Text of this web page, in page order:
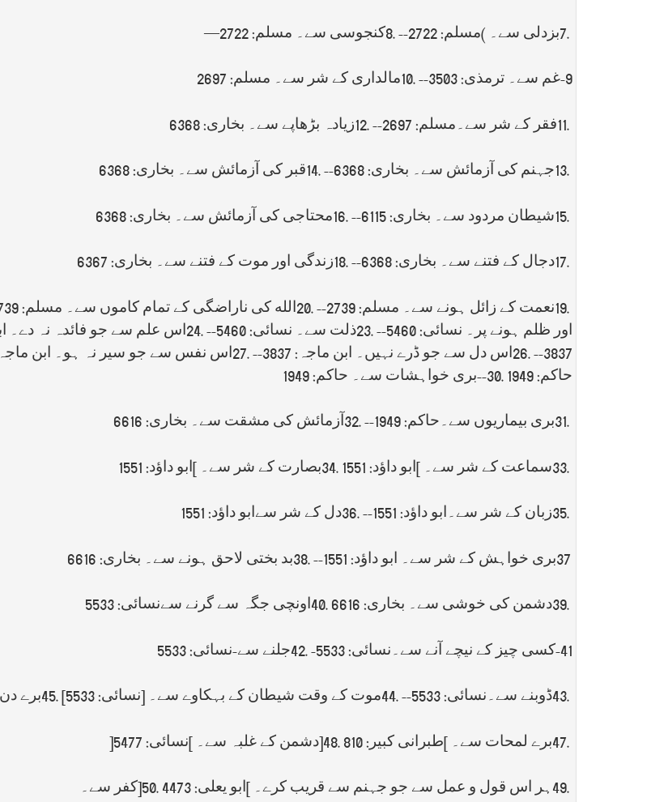
7.بزدلی سے۔ (مسلم: 2722-- 8.کنجوسی سے۔ مسلم: 2722—
9-غم سے۔ ترمذی: 3503-- 10.مالداری کے شر سے۔ مسلم: 2697
11.فقر کے شر سے۔مسلم: 2697-- 12.زیادہ بڑھاپے سے۔ بخاری: 6368
13.جہنم کی آزمائش سے۔ بخاری: 6368-- 14.قبر کی آزمائش سے۔ بخاری: 6368
15.شیطان مردود سے۔ بخاری: 6115-- 16.محتاجی کی آزمائش سے۔ بخاری: 6368
17.دجال کے فتنے سے۔ بخاری: 6368-- 18.زندگی اور موت کے فتنے سے۔ بخاری: 6367
19.نعمت کے زائل ہونے سے۔ مسلم: 2739-- 20.الله کی ناراضگی کے تمام کاموں سے۔ مسلم: 2739--
اور ظلم ہونے پر۔ نسائی: 5460--
23.ذلت سے۔ نسائی: 5460-- 24.اس علم سے جو فائدہ نہ دے۔ ابن
3837--
26.اس دل سے جو ڈرے نہیں۔ ابن ماجہ: 3837-- 27.اس نفس سے جو سیر نہ ہو۔ ابن ماجہ:
حاکم: 1949
30.--بری خواہشات سے۔ حاکم: 1949
31.بری بیماریوں سے۔حاکم: 1949-- 32.آزمائش کی مشقت سے۔ بخاری: 6616
33.سماعت کے شر سے۔ [ابو داﺅد: 1551 34.بصارت کے شر سے۔ [ابو داﺅد: 1551
35.زبان کے شر سے۔ابو داﺅد: 1551-- 36.دل کے شر سےابو داﺅد: 1551
38.بد بختی لاحق ہونے سے۔ بخاری: 6616
39.دشمن کی خوشی سے۔ بخاری: 6616 40.اونچی جگہ سے گرنے سےنسائی: 5533
41-کسی چیز کے نیچے آنے سے۔نسائی: 5533- 42.جلنے سے-نسائی: 5533
43.ڈوبنے سے۔نسائی: 5533-- 44.موت کے وقت شیطان کے بہکاوے سے۔ [نسائی: 5533] 45.برے
47.برے لمحات سے۔ [طبرانی کبیر: 810 ]48.دشمن کے غلبہ سے۔ [نسائی: 5477 ]
49. ہر اس قول و عمل سے جو جہنم سے قریب کرے۔ [ابو یعلی: 4473 ]50.کفر سے۔